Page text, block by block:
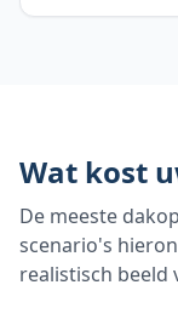
Wat kost
De meeste
scenario's
realistisch beeld